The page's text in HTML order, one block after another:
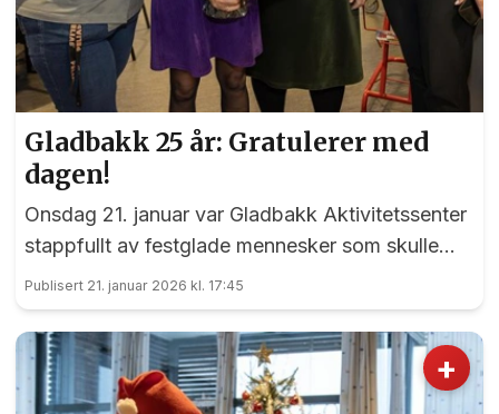
Gladbakk 25 år: Gratulerer med
dagen!
Onsdag 21. januar var Gladbakk Aktivitetssenter
stappfullt av festglade mennesker som skulle
markere 25-årsdagen til det fantastiske
miljøsenteret for eldre midt i hjertet av Råholt.
Med kake og kaffe fra klokken 13:00, og en
uforglemmelig allsangkonsert fra klokken 13:40,
ble jubileumsmarkeringen en varm feiring av et
Publisert 21. januar 2026 kl. 17:45
+